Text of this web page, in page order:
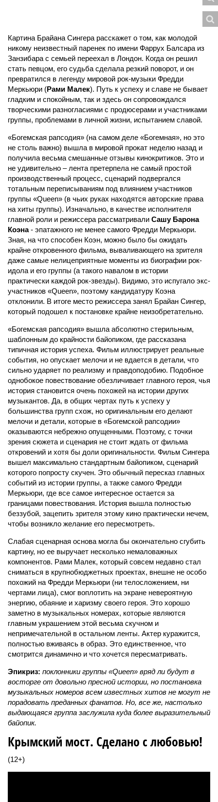
Картина Брайана Сингера расскажет о том, как молодой
никому неизвестный паренек по имени Фаррух Балсара из
Занзибара с семьей переехал в Лондон. Когда он решил
стать певцом, его судьба сделала резкий поворот, и он
превратился в легенду мировой рок-музыки Фредди
Меркьюри (Рами Малек). Путь к успеху и славе не бывает
гладким и спокойным, так и здесь он сопровождался
творческими разногласиями с продюсерами и участниками
группы, проблемами в личной жизни, испытанием славой.
«Богемская рапсодия» (на самом деле «Богемная», но это
не столь важно) вышла в мировой прокат неделю назад и
получила весьма смешанные отзывы кинокритиков. Это и
не удивительно – лента претерпела не самый простой
производственный процесс, сценарий подвергался
тотальным переписываниям под влиянием участников
группы «Queen» (в чьих руках находятся авторские права
на хиты группы). Изначально, в качестве исполнителя
главной роли и режиссера рассматривали Сашу Барона
Коэна- эпатажного не менее самого Фредди Меркьюри.
Зная, на что способен Коэн, можно было бы ожидать
крайне откровенного фильма, вываливающего на зрителя
даже самые нелицеприятные моменты из биографии рок-
идола и его группы (а такого навалом в истории
практически каждой рок-звезды). Видимо, это испугало экс-
участников «Queen», поэтому кандидатуру Коэна
отклонили. В итоге место режиссера занял Брайан Сингер,
который подошел к постановке крайне неизобретательно.
«Богемская рапсодия» вышла абсолютно стерильным,
шаблонным до крайности байопиком, где рассказана
типичная история успеха. Фильм иллюстрирует реальные
события, но опускает мелочи и не вдается в детали, что
сильно ударяет по реализму и правдоподобию. Подобное
однобокое повествование обезличивает главного героя, чья
история становится очень похожей на истории других
музыкантов. Да, в общих чертах путь к успеху у
большинства групп схож, но оригинальным его делают
мелочи и детали, которые в «Богемской рапсодии»
оказываются небрежно опущенными. Поэтому, с точки
зрения сюжета и сценария не стоит ждать от фильма
откровений и хотя бы доли оригинальности. Фильм Сингера
вышел максимально стандартным байопиком, сценарий
которого попросту скучен. Это обычный пересказ главных
событий из истории группы, а также самого Фредди
Меркьюри, где все самое интересное остается за
границами повествования. История вышла полностью
беззубой, зацепить зрителя этому кино практически нечем,
чтобы возникло желание его пересмотреть.
Слабая сценарная основа могла бы окончательно сгубить
картину, но ее выручает несколько немаловажных
компонентов. Рами Малек, который совсем недавно стал
сниматься в крупнобюджетных проектах, внешне не особо
похожий на Фредди Меркьюри (ни телосложением, ни
чертами лица), смог воплотить на экране невероятную
энергию, обаяние и харизму своего героя. Это хорошо
заметно в музыкальных номерах, которые являются
главным украшением этой весьма скучном и
непримечательной в остальном ленты. Актер куражится,
полностью вживаясь в образ. Это единственное, что
смотрится динамично и что хочется пересматривать.
Эпикриз: поклонники группы «Queen» вряд ли будут в
восторге от довольно пресной истории, но постановка
музыкальных номеров всем известных хитов не могут не
порадовать преданных фанатов. Но, все же, настолько
выдающаяся группа заслужила куда более выразительный
байопик.
Крымский мост. Сделано с любовью!
(12+)